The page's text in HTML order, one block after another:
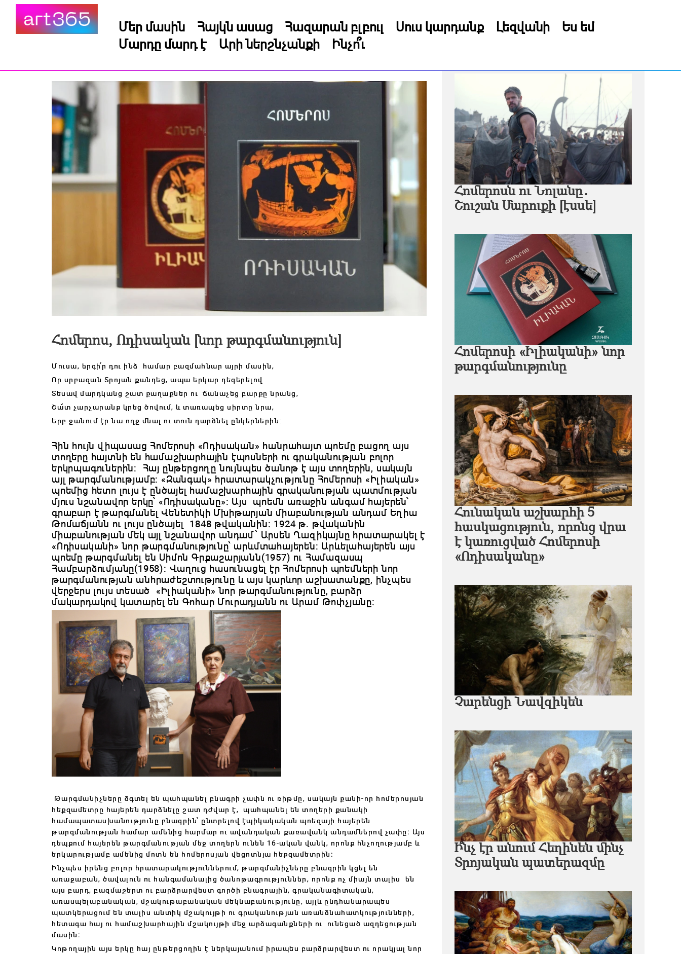
Մեր մասին Հայկն ասաց Հազարան բլբուլ Սուս կարդանք Լեզվանի
Ես եմ
Մարդը մարդ է
Արի ներշնչանքի Ինչո՞ւ
Հոմերոս, Ոդիսական [նոր թարգմանություն]
Մուսա, երգի՛ր դու ինձ համար բազմահնար այրի մասին,
Որ սրբազան Տրոյան քանդեց, ապա երկար դեգերելով
Տեսավ մարդկանց շատ քաղաքներ ու ճանաչեց բարքը նրանց,
Շա՜տ չարչարանք կրեց ծովում, և տառապեց սիրտը նրա,
Երբ ջանում էր նա ողջ մնալ ու տուն դարձնել ընկերներին:
Հին հույն վիպասաց Հոմերոսի «Ոդիսական» հանրահայտ պոեմը բացող այս
տողերը հայտնի են համաշխարհային էպոսների ու գրականության բոլոր
երկրպագուներին։ Հայ ընթերցողը նույնպես ծանոթ է այս տողերին, սակայն
այլ թարգմանությամբ։ «Զանգակ» հրատարակչությունը Հոմերոսի «Իլիական»
պոեմից հետո լույս է ընծայել համաշխարհային գրականության պատմության
մյուս նշանավոր երկը՝ «Ոդիսականը»։ Այս պոեմն առաջին անգամ հայերեն՝
գրաբար է թարգմանել Վենետիկի Մխիթարյան միաբանության անդամ Եղիա
Թոմաճյանն ու լույս ընծայել 1848 թվականին։ 1924 թ․ թվականին
միաբանության մեկ այլ նշանավոր անդամ՝ Արսեն Ղազիկայնը հրատարակել է
«Ոդիսականի» նոր թարգմանությունը՝ արևմտահայերեն։ Արևելահայերեն այս
պոեմը թարգմանել են Սիմոն Գրքաշարյանն(1957) ու Համազասպ
Համբարձումյանը(1958)։ Վաղուց հասունացել էր Հոմերոսի պոեմների նոր
թարգմանության անհրաժեշտությունը և այս կարևոր աշխատանքը, ինչպես
վերջերս լույս տեսած «Իլիականի» նոր թարգմանությունը, բարձր
մակարդակով կատարել են Գոհար Մուրադյանն ու Արամ Թոփչյանը։
Թարգմանիչները ձգտել են պահպանել բնագրի չափն ու ռիթմը, սակայն քանի-որ հոմերոսյան
հեքզամետրը հայերեն դարձնելը շատ դժվար է, պահպանել են տողերի քանակի
համապատասխանությունը բնագրին՝ ընտրելով էպիկակական պոեզայի հայերեն
թարգմանության համար ամենից հարմար ու ավանդական քառավանկ անդամներով չափը։ Այս
դեպքում հայերեն թարգմանության մեջ տողերն ունեն 16-ական վանկ, որոնք հնչողությամբ և
երկարությամբ ամենից մոտն են հոմերոսյան վեցոտնյա հեքզամետրին։
Ինչպես իրենց բոլոր հրատարակություններում, թարգմանիչները բնագրին կցել են
առաջաբան, ծավալուն ու հանգամանալից ծանոթագրություններ, որոնք ոչ միայն տալիս են
այս բարդ, բազմաշերտ ու բարձրարվեստ գործի բնագրային, գրականագիտական,
առասպելաբանական, մշակութաբանական մեկնաբանությունը, այլև ընդհանարապես
պատկերացում են տալիս անտիկ մշակույթի ու գրականության առանձնահատկությունների,
հետագա հայ ու համաշխարհային մշակույթի մեջ արձագանքների ու ունեցած ազդեցության
մասին։
Կոթողային այս երկը հայ ընթերցողին է ներկայանում իրապես բարձրարվեստ ու որակյալ նոր
Հոմերոսն ու Նոլանը․
Շուշան Մարուքի [էսսե]
Հոմերոսի «Իլիականի» նոր
թարգմանությունը
Հունական աշխարհի 5
հասկացություն, որոնց վրա
է կառուցված Հոմերոսի
«Ոդիսականը»
Չարենցի Նավզիկեն
Ի՞նչ էր անում Հեղինեն մինչ
Տրոյական պատերազմը